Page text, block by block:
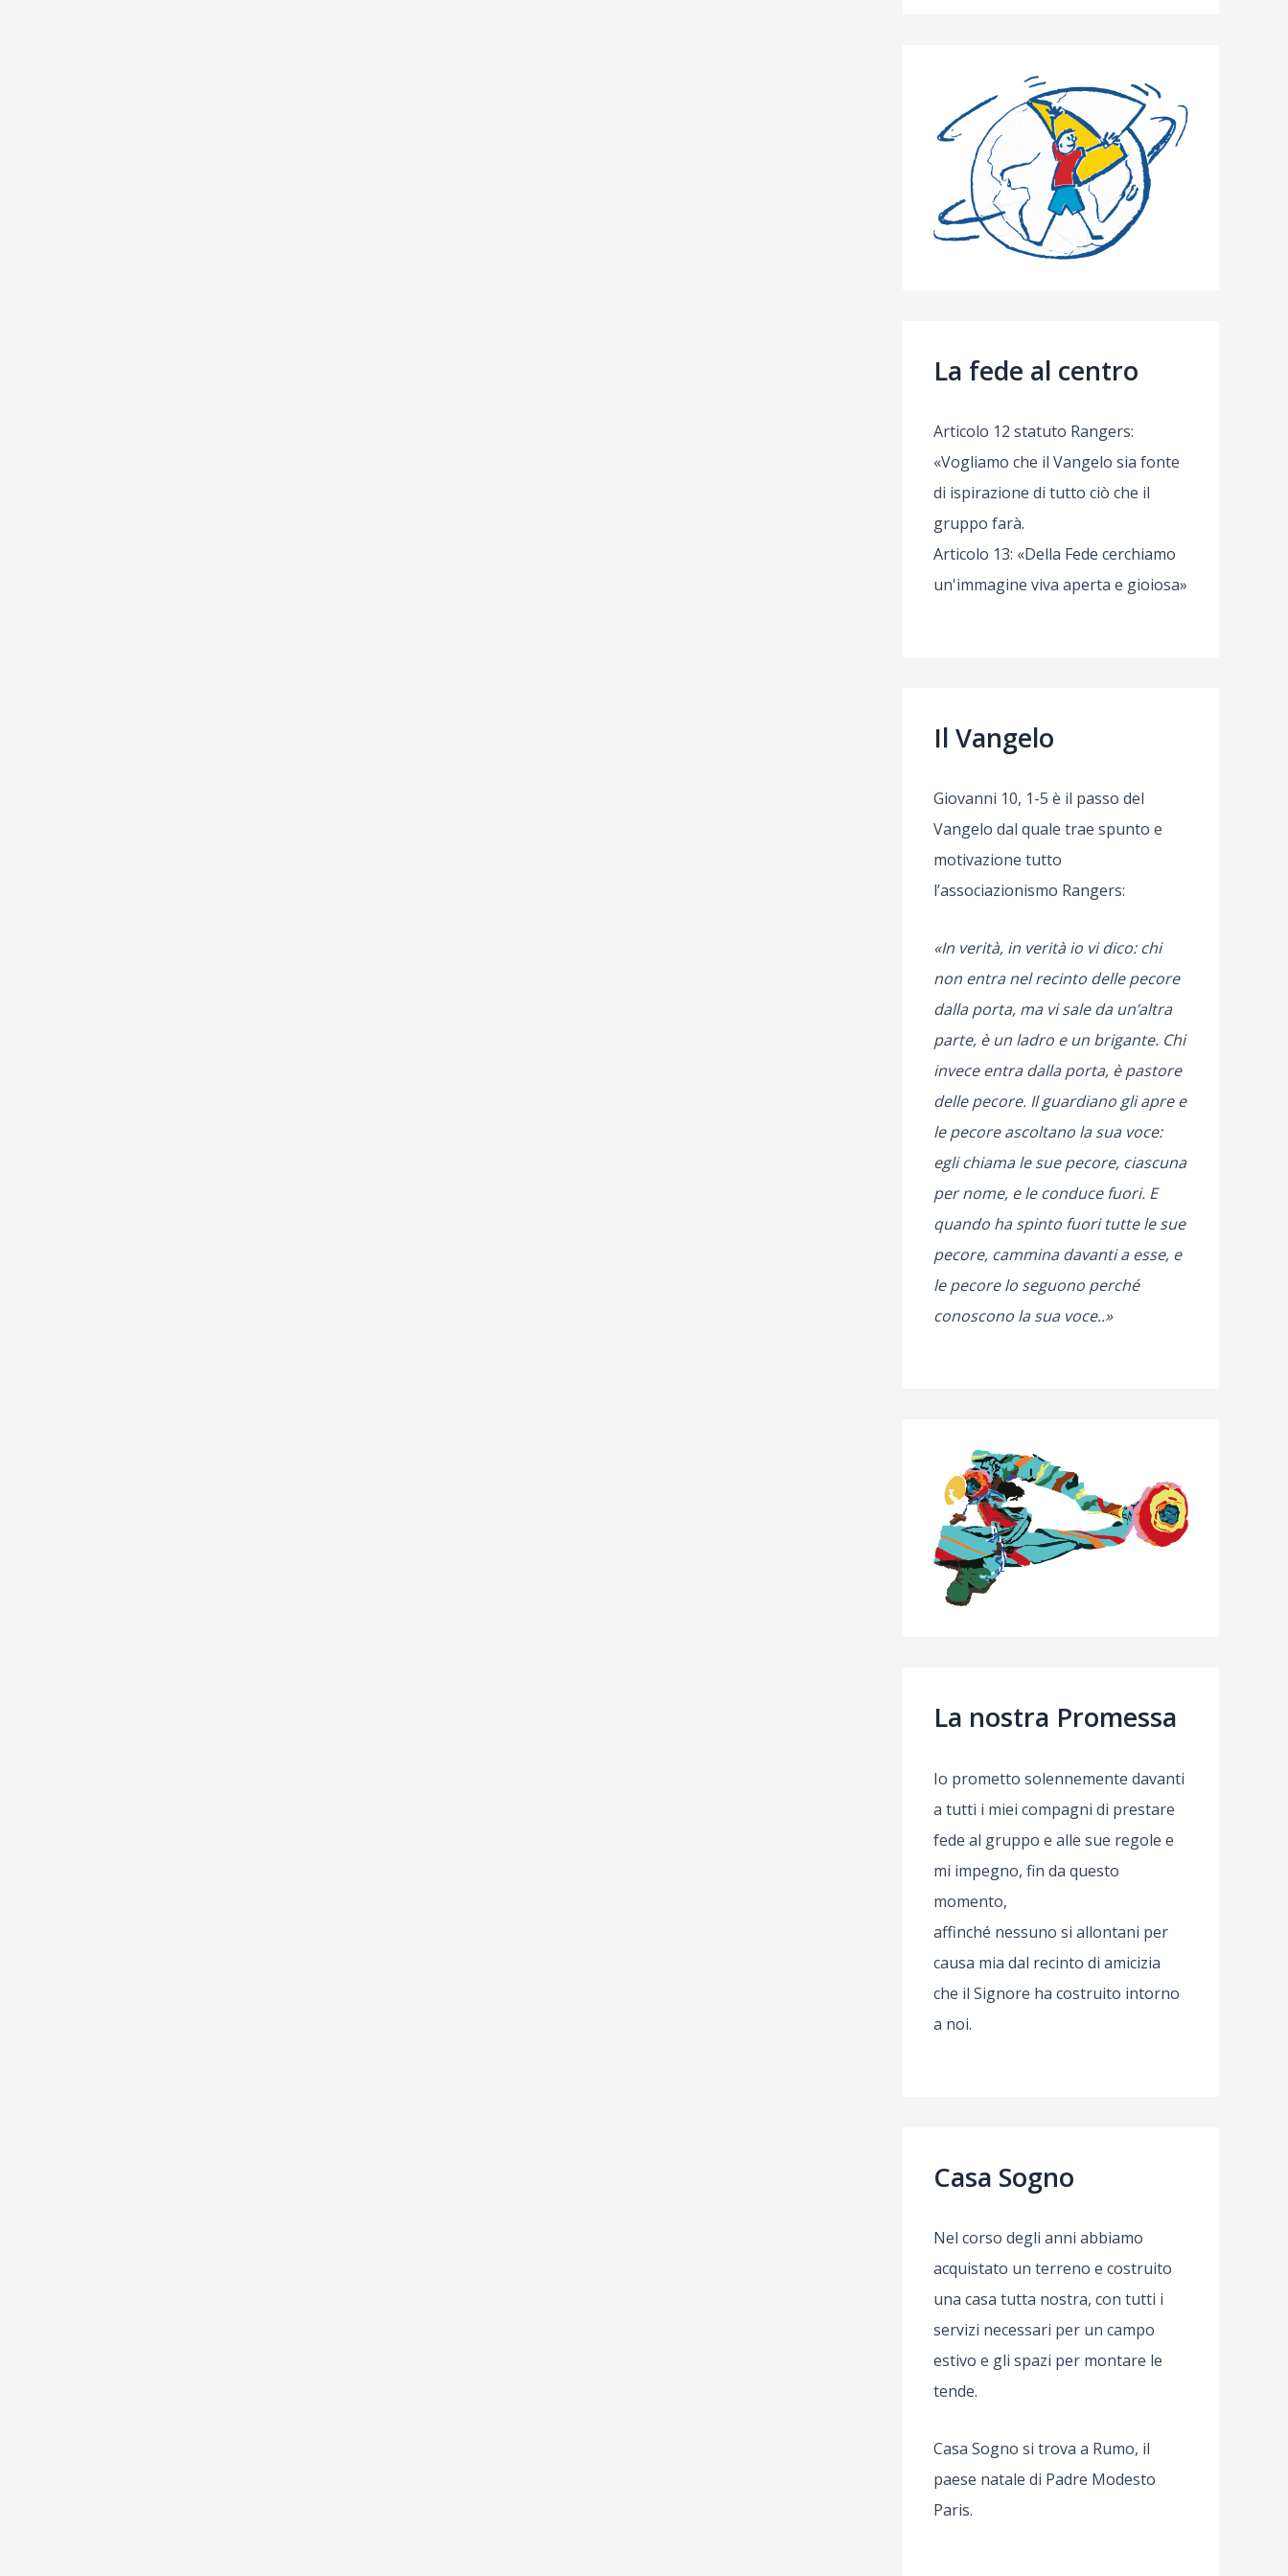
La fede al centro
Articolo 12 statuto Rangers:
«Vogliamo che il Vangelo sia fonte
di ispirazione di tutto ciò che il
gruppo farà.
Articolo 13: «Della Fede cerchiamo
un'immagine viva aperta e gioiosa»
Il Vangelo
Giovanni 10, 1-5 è il passo del
Vangelo dal quale trae spunto e
motivazione tutto
l’associazionismo Rangers:
«In verità, in verità io vi dico: chi
non entra nel recinto delle pecore
dalla porta, ma vi sale da un’altra
parte, è un ladro e un brigante. Chi
invece entra dalla porta, è pastore
delle pecore. Il guardiano gli apre e
le pecore ascoltano la sua voce:
egli chiama le sue pecore, ciascuna
per nome, e le conduce fuori. E
quando ha spinto fuori tutte le sue
pecore, cammina davanti a esse, e
le pecore lo seguono perché
conoscono la sua voce..»
La nostra Promessa
Io prometto solennemente davanti
a tutti i miei compagni di prestare
fede al gruppo e alle sue regole e
mi impegno, fin da questo
momento,
affinché nessuno si allontani per
causa mia dal recinto di amicizia
che il Signore ha costruito intorno
a noi.
Casa Sogno
Nel corso degli anni abbiamo
acquistato un terreno e costruito
una casa tutta nostra, con tutti i
servizi necessari per un campo
estivo e gli spazi per montare le
tende.
Casa Sogno si trova a Rumo, il
paese natale di Padre Modesto
Paris.